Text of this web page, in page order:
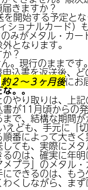
きますか？
開始する予定と
ショナルカード）
みがメタル・カ
となります。
？
。現行のままです。
込書を返送後、
約２～３ヶ月後にお
な。。
やり取りは、上記
が11月頃からの
で、結構な期間
えども、手元に「
順番によって大き
ても、実際にメ
のは、確実に年
プラ」のメタル・
できるのは、も
くしながら、ま